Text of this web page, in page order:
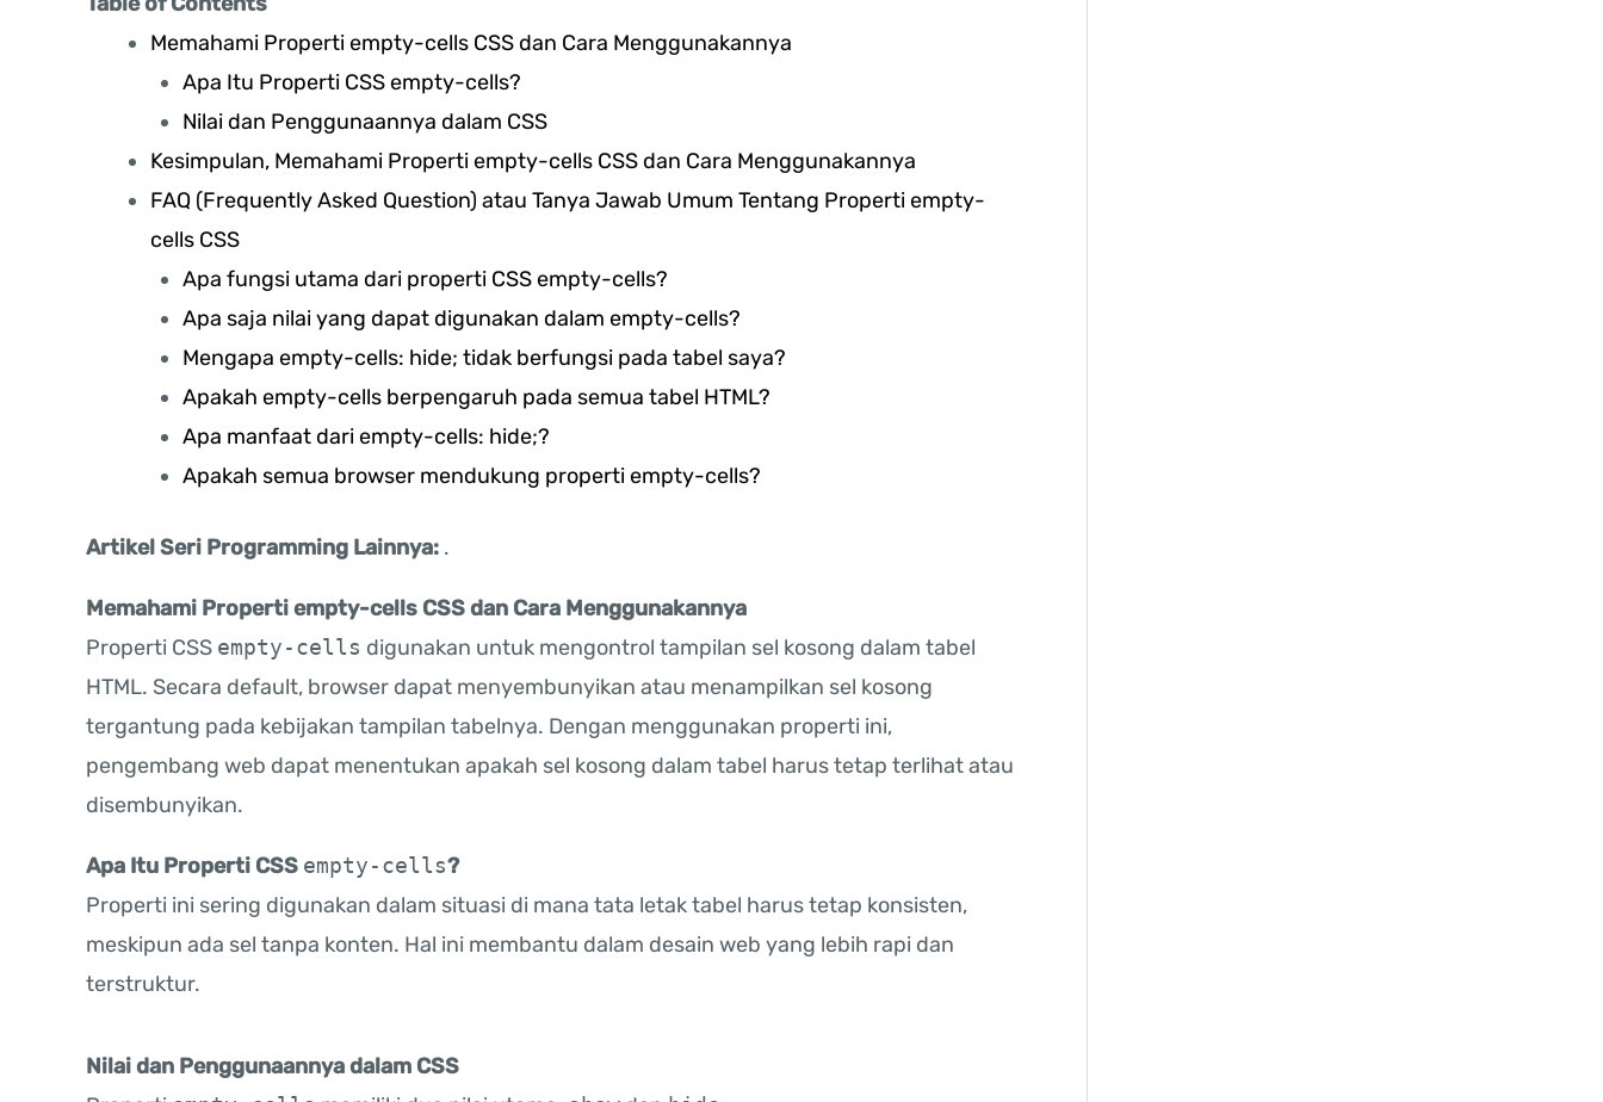
Memahami Properti empty-cells CSS dan Cara Menggunakannya
Apa Itu Properti CSS empty-cells?
Nilai dan Penggunaannya dalam CSS
Kesimpulan, Memahami Properti empty-cells CSS dan Cara Menggunakannya
FAQ (Frequently Asked Question) atau Tanya Jawab Umum Tentang Properti empty-
cells CSS
Apa fungsi utama dari properti CSS empty-cells?
Apa saja nilai yang dapat digunakan dalam empty-cells?
Mengapa empty-cells: hide; tidak berfungsi pada tabel saya?
Apakah empty-cells berpengaruh pada semua tabel HTML?
Apa manfaat dari empty-cells: hide;?
Apakah semua browser mendukung properti empty-cells?
Artikel Seri Programming Lainnya: .
Memahami Properti empty-cells CSS dan Cara Menggunakannya
Properti CSS empty-cells digunakan untuk mengontrol tampilan sel kosong dalam tabel
HTML. Secara default, browser dapat menyembunyikan atau menampilkan sel kosong
tergantung pada kebijakan tampilan tabelnya. Dengan menggunakan properti ini,
pengembang web dapat menentukan apakah sel kosong dalam tabel harus tetap terlihat atau
disembunyikan.
Apa Itu Properti CSS empty-cells?
Properti ini sering digunakan dalam situasi di mana tata letak tabel harus tetap konsisten,
meskipun ada sel tanpa konten. Hal ini membantu dalam desain web yang lebih rapi dan
terstruktur.
Nilai dan Penggunaannya dalam CSS